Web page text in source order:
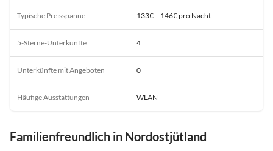
Typische Preisspanne 133€ – 146€ pro Nacht
5-Sterne-Unterkünfte 4
Unterkünfte mit Angeboten 0
Häufige Ausstattungen WLAN
Familienfreundlich in Nordostjütland